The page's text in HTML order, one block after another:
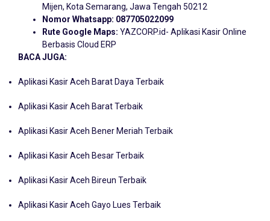
Mijen, Kota Semarang, Jawa Tengah 50212
Nomor Whatsapp: 087705022099
Rute Google Maps: YAZCORP.id- Aplikasi Kasir Online
Berbasis Cloud ERP
BACA JUGA:
Aplikasi Kasir Aceh Barat Daya Terbaik
Aplikasi Kasir Aceh Barat Terbaik
Aplikasi Kasir Aceh Bener Meriah Terbaik
Aplikasi Kasir Aceh Besar Terbaik
Aplikasi Kasir Aceh Bireun Terbaik
Aplikasi Kasir Aceh Gayo Lues Terbaik